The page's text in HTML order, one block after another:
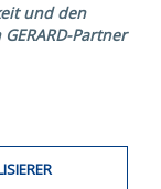
und den
Partner